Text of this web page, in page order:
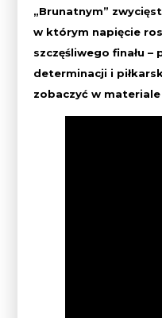
„Brunatnym”
w którym napięcie
szczęśliwego finału –
determinacji i
zobaczyć w materiale